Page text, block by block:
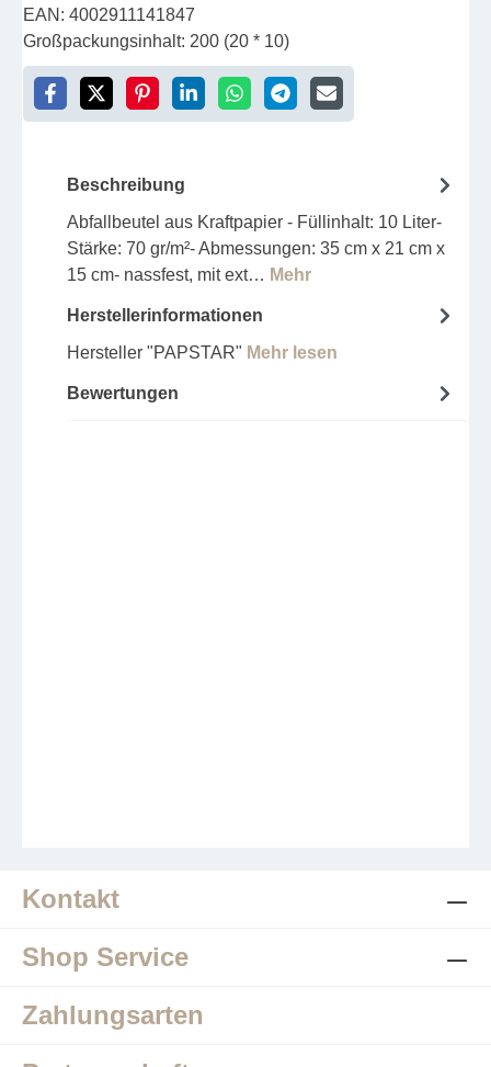
EAN: 4002911141847
Großpackungsinhalt: 200 (20 * 10)
Beschreibung
Abfallbeutel aus Kraftpapier - Füllinhalt: 10 Liter-
Stärke: 70 gr/m²- Abmessungen: 35 cm x 21 cm x
15 cm- nassfest, mit ext… Mehr
Herstellerinformationen
Hersteller "PAPSTAR" Mehr lesen
Bewertungen
Kontakt
Shop Service
Zahlungsarten